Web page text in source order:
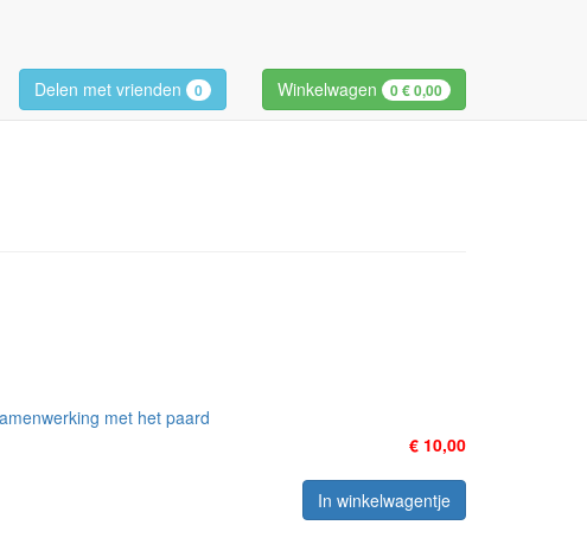
Delen met vrienden 0 Winkelwagen 0€ 0,00
met het paard
€ 10,00
In winkelwagentje